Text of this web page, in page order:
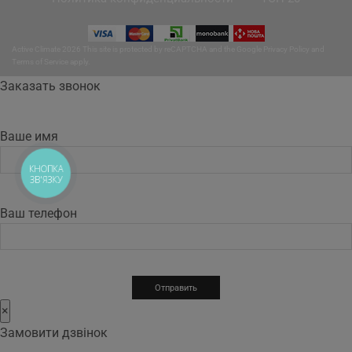
Заказать звонок
Ваше имя
Ваш телефон
×
Замовити дзвінок
КНОПКА
ЗВ'ЯЗКУ